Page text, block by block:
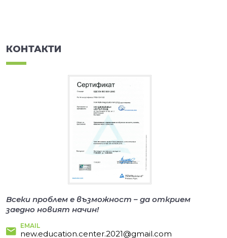
КОНТАКТИ
Всеки проблем е възможност – да открием
заедно новият начин!
EMAIL
new.education.center.2021@gmail.com